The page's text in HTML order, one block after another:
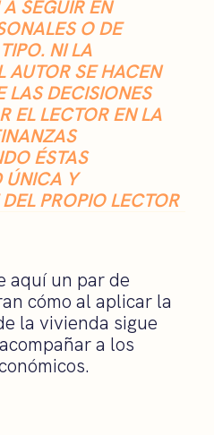
SEGUIR EN
O DE
NI LA
AUTOR SE HACEN
LAS DECISIONES
EL LECTOR EN LA
ÉSTAS
ÚNICA Y
PROPIO LECTOR
aquí un par de
cómo al aplicar la
la vivienda sigue
a los